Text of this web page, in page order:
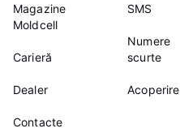
Magazine
Moldcell
Carieră
Dealer
Contacte
SMS
Numere
scurte
Acoperire